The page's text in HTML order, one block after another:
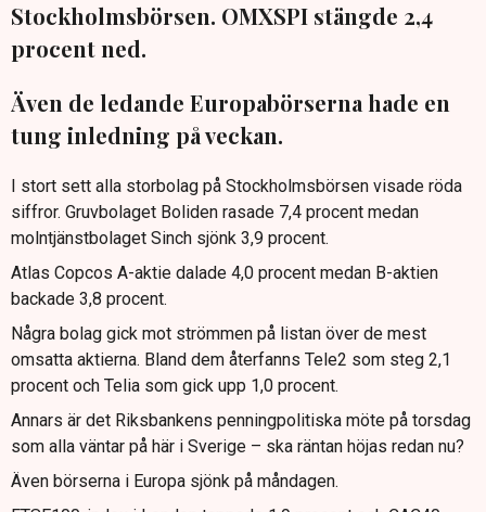
Stockholmsbörsen. OMXSPI stängde 2,4
procent ned.
Även de ledande Europabörserna hade en
tung inledning på veckan.
I stort sett alla storbolag på Stockholmsbörsen visade röda
siffror. Gruvbolaget Boliden rasade 7,4 procent medan
molntjänstbolaget Sinch sjönk 3,9 procent.
Atlas Copcos A-aktie dalade 4,0 procent medan B-aktien
backade 3,8 procent.
Några bolag gick mot strömmen på listan över de mest
omsatta aktierna. Bland dem återfanns Tele2 som steg 2,1
procent och Telia som gick upp 1,0 procent.
Annars är det Riksbankens penningpolitiska möte på torsdag
som alla väntar på här i Sverige – ska räntan höjas redan nu?
Även börserna i Europa sjönk på måndagen.